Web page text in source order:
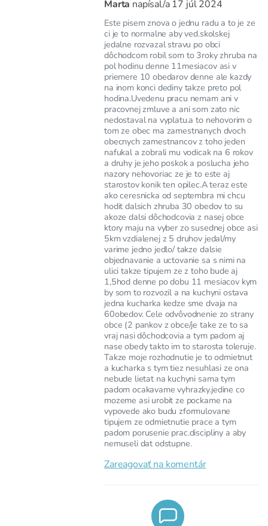
Marta napísal/a 17 júl 2024
Este pisem znova o jednu radu a to je ze
ci je to normalne aby ved.skolskej
jedalne rozvazal stravu po obci
dôchodcom robil som to 3roky zhruba na
pol hodinu denne 11mesiacov asi v
priemere 10 obedarov denne ale kazdy
na inom konci dediny takze preto pol
hodina.Uvedenu pracu nemam ani v
pracovnej zmluve a ani som zato nic
nedostaval na vyplatu.a to nehovorim o
tom ze obec ma zamestnanych dvoch
obecnych zamestnancov z toho jeden
nafukal a zobrali mu vodicak na 6 rokov
a druhy je jeho poskok a poslucha jeho
nazory nehovoriac ze je to este aj
starostov konik ten opilec.A teraz este
ako ceresnicka od septembra mi chcu
hodit dalsich zhruba 30 obedov to su
akoze dalsi dôchodcovia z nasej obce
ktory maju na vyber zo susednej obce asi
5km vzdialenej z 5 druhov jedal/my
varime jedno jedlo/ takze dalsie
objednavanie a uctovanie sa s nimi na
ulici takze tipujem ze z toho bude aj
1,5hod denne po dobu 11 mesiacov kym
by som to rozvozil a na kuchyni ostava
jedna kucharka kedze sme dvaja na
60obedov. Cele odvôvodnenie zo strany
obce (2 pankov z obce/je take ze to sa
vraj nasi dôchodcovia a tym padom aj
nase obedy takto im to starosta toleruje.
Takze moje rozhodnutie je to odmietnut
a kucharka s tym tiez nesuhlasi ze ona
nebude lietat na kuchyni sama tym
padom ocakavame vyhrazky.jedine co
mozeme asi urobit ze pockame na
vypovede ako budu zformulovane
tipujem ze odmietnutie prace a tym
padom porusenie prac.discipliny a aby
nemuseli dat odstupne.
Zareagovať na komentár